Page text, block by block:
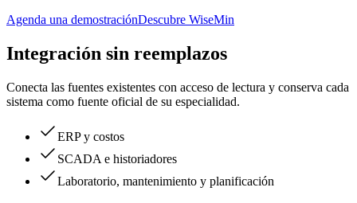
Agenda una demostraciónDescubre WiseMin
Integración sin reemplazos
Conecta las fuentes existentes con acceso de lectura y conserva cada
sistema como fuente oficial de su especialidad.
ERP y costos
SCADA e historiadores
Laboratorio, mantenimiento y planificación